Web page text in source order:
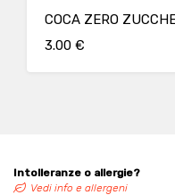
COCA ZERO
3.00 €
Intolleranze o allergie?
Vedi info e allergeni